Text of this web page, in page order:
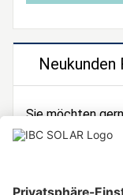
Neukunden
Sie möchten
Dann registrieren